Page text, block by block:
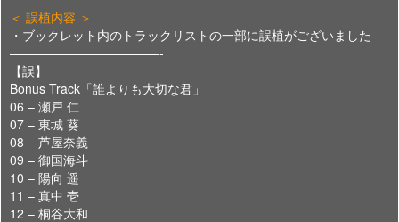
＜ 誤植内容 ＞
・ブックレット内のトラックリストの一部に誤植がございました
————————————-
【誤】
Bonus Track「誰よりも大切な君」
06 – 瀬戸 仁
07 – 東城 葵
08 – 芦屋奈義
09 – 御国海斗
10 – 陽向 遥
11 – 真中 壱
12 – 桐谷大和